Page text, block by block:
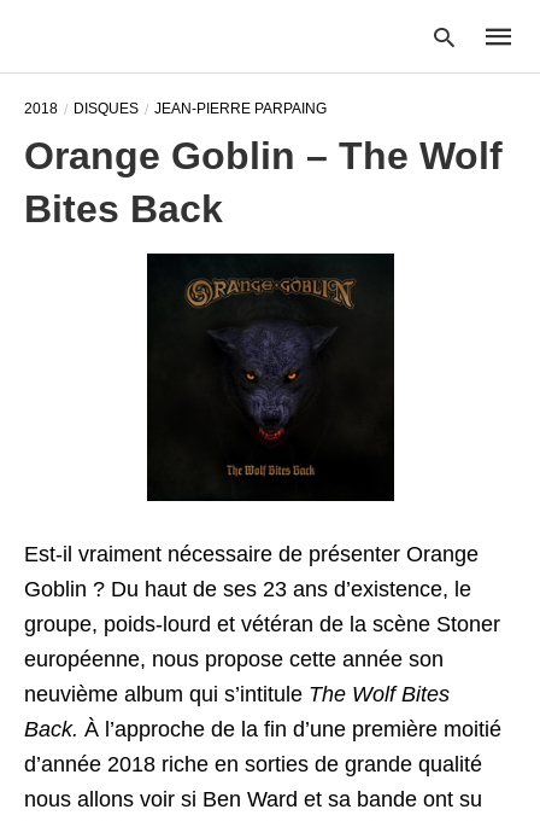
2018 DISQUES JEAN-PIERRE PARPAING
Orange Goblin – The Wolf
Bites Back
Est-il vraiment nécessaire de présenter Orange
Goblin ? Du haut de ses 23 ans d’existence, le
groupe, poids-lourd et vétéran de la scène Stoner
européenne, nous propose cette année son
neuvième album qui s’intitule The Wolf Bites
Back. À l’approche de la fin d’une première moitié
d’année 2018 riche en sorties de grande qualité
nous allons voir si Ben Ward et sa bande ont su